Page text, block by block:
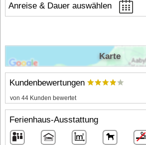
Anreise & Dauer auswählen
Kundenbewertungen
von 44 Kunden bewertet
Ferienhaus-Ausstattung
Karte